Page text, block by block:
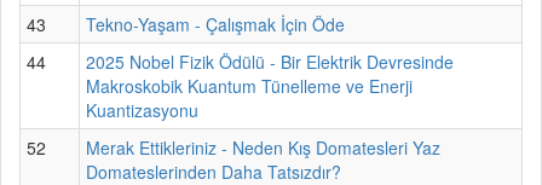
43
Tekno-Yaşam - Çalışmak İçin Öde
44
2025 Nobel Fizik Ödülü - Bir Elektrik Devresinde
Makroskobik Kuantum Tünelleme ve Enerji
Kuantizasyonu
52
Merak Ettikleriniz - Neden Kış Domatesleri Yaz
Domateslerinden Daha Tatsızdır?